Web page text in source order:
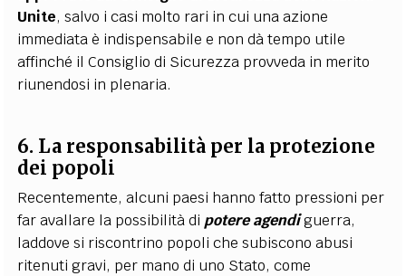
Unite, salvo i casi molto rari in cui una azione
immediata è indispensabile e non dà tempo utile
affinché il Consiglio di Sicurezza provveda in merito
riunendosi in plenaria.
6. La responsabilità per la protezione
dei popoli
Recentemente, alcuni paesi hanno fatto pressioni per
far avallare la possibilità di potere agendiguerra,
laddove si riscontrino popoli che subiscono abusi
ritenuti gravi, per mano di uno Stato, come